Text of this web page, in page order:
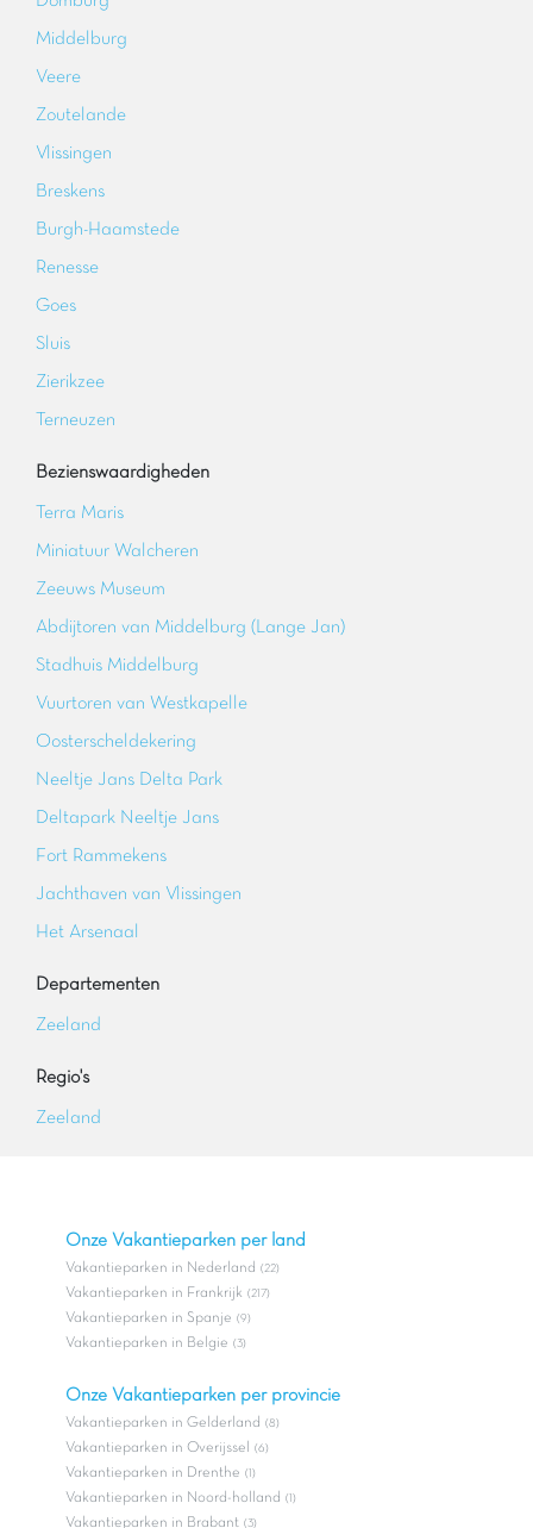
Middelburg
Veere
Zoutelande
Vlissingen
Breskens
Burgh-Haamstede
Renesse
Goes
Sluis
Zierikzee
Terneuzen
Bezienswaardigheden
Terra Maris
Miniatuur Walcheren
Zeeuws Museum
Abdijtoren van Middelburg (Lange Jan)
Stadhuis Middelburg
Vuurtoren van Westkapelle
Oosterscheldekering
Neeltje Jans Delta Park
Deltapark Neeltje Jans
Fort Rammekens
Jachthaven van Vlissingen
Het Arsenaal
Departementen
Zeeland
Regio's
Zeeland
Onze Vakantieparken per land
Vakantieparken in Nederland (22)
Vakantieparken in Frankrijk (217)
Vakantieparken in Spanje (9)
Vakantieparken in Belgie (3)
Onze Vakantieparken per provincie
Vakantieparken in Gelderland (8)
Vakantieparken in Overijssel (6)
Vakantieparken in Drenthe (1)
Vakantieparken in Noord-holland (1)
Vakantieparken in Brabant (3)